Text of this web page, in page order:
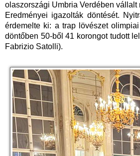
olaszországi Umbria Verdében
Eredményei igazolták döntését.
érdemelte ki: a trap lövészet
döntőben 50-ből 41 korongot tudott
Fabrizio Satolli).